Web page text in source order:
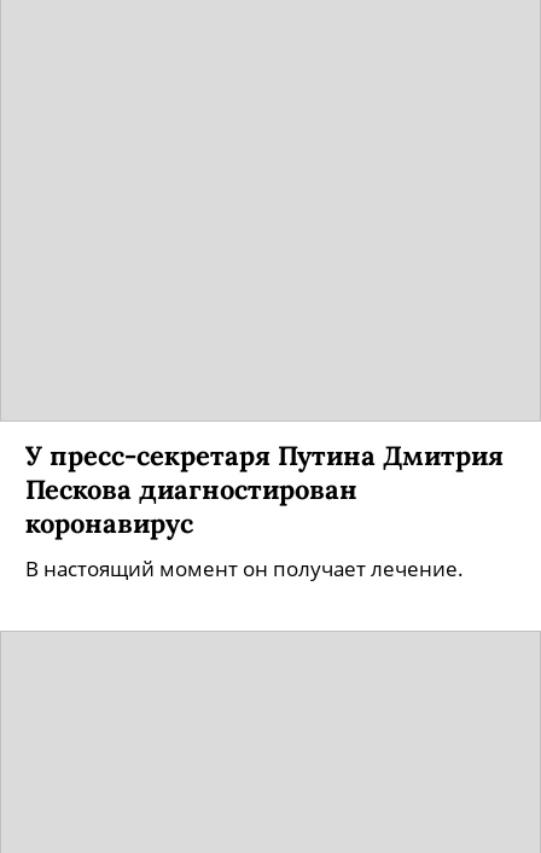
У пресс-секретаря Путина Дмитрия
Пескова диагностирован
коронавирус
В настоящий момент он получает лечение.